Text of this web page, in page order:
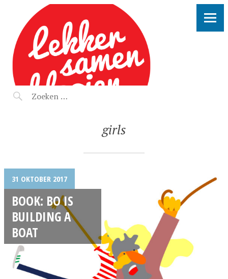
LEKKER SAMEN KLOOIEN
girls
31 OKTOBER 2017
BOOK: BO IS
BUILDING A
BOAT